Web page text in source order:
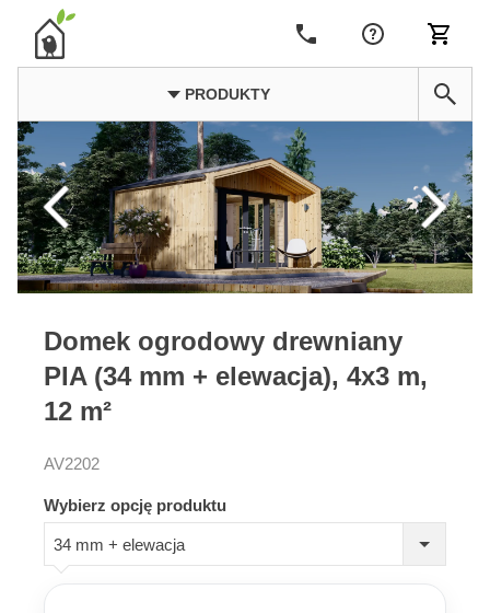
PRODUKTY
Domek ogrodowy drewniany
PIA (34 mm + elewacja), 4x3 m,
12 m²
AV2202
Wybierz opcję produktu
34 mm + elewacja